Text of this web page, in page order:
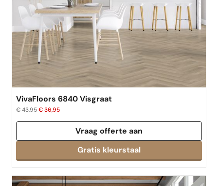
VivaFloors 6840 Visgraat
€ 43,95€ 36,95
Vraag offerte aan
Gratis kleurstaal